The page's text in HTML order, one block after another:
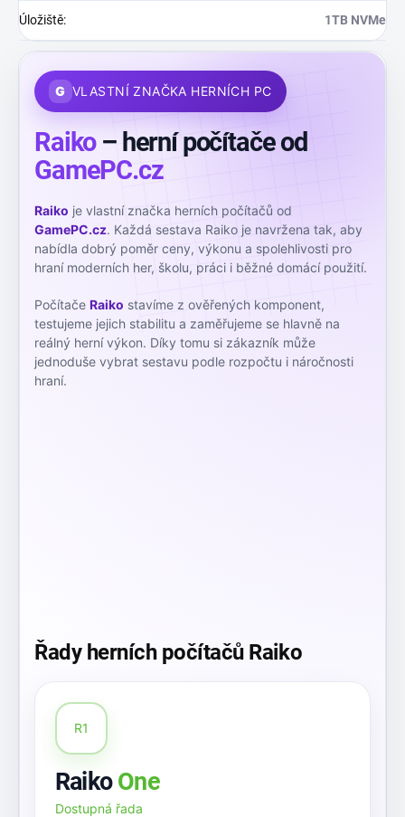
Úložiště: 1TB NVMe
G VLASTNÍ ZNAČKA HERNÍCH PC
Raiko– herní počítače od
GamePC.cz
Raiko je vlastní značka herních počítačů od
GamePC.cz. Každá sestava Raiko je navržena tak, aby
nabídla dobrý poměr ceny, výkonu a spolehlivosti pro
hraní moderních her, školu, práci i běžné domácí použití.
Počítače Raiko stavíme z ověřených komponent,
testujeme jejich stabilitu a zaměřujeme se hlavně na
reálný herní výkon. Díky tomu si zákazník může
jednoduše vybrat sestavu podle rozpočtu i náročnosti
hraní.
Řady herních počítačů Raiko
R1
RaikoOne
Dostupná řada